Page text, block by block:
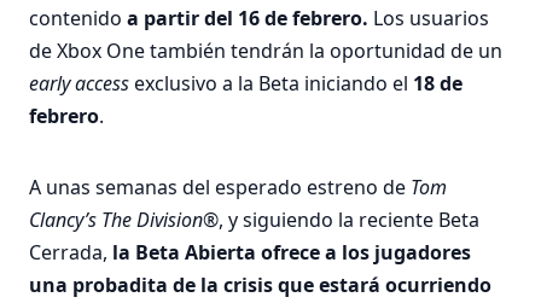
contenido a partir del 16 de febrero. Los usuarios
de Xbox One también tendrán la oportunidad de un
early accessexclusivo a la Beta iniciando el 18 de
febrero.
A unas semanas del esperado estreno de Tom
Clancy’s The Division®, y siguiendo la reciente Beta
Cerrada, la Beta Abierta ofrece a los jugadores
una probadita de la crisis que estará ocurriendo